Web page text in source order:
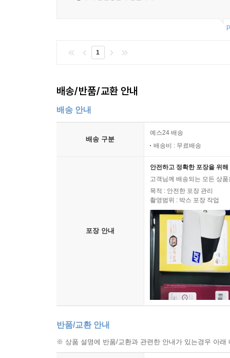
1
배송/반품/교환 안내
배송 안내
배송 구분
예스24 배송
배송비 : 무료배송
포장 안내
안전하고 정확한 포장을 위
고객님께 배송되는 모든 상
목적 : 안전한 포장 관리
촬영범위 : 박스 포장 작업
반품/교환 안내
※ 상품 설명에 반품/교환과 관련한 안내가 있는경우 아